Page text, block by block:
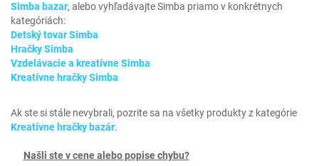
Simba bazar, alebo vyhľadávajte Simba priamo v konkrétnych
kategóriách:
Detský tovar Simba
Hračky Simba
Vzdelávacie a kreatívne Simba
Kreatívne hračky Simba
Ak ste si stále nevybrali, pozrite sa na všetky produkty z kategórie
Kreatívne hračky bazár.
Našli ste v cene alebo popise chybu?